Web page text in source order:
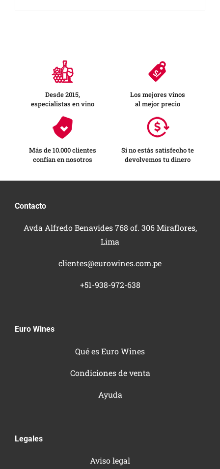
Desde 2015,
especialistas en vino
Los mejores vinos
al mejor precio
Más de 10.000 clientes
confían en nosotros
Si no estás satisfecho te
devolvemos tu dinero
Contacto
Avda Alfredo Benavides 768 of. 306 Miraflores,
Lima
clientes@eurowines.com.pe
+51-938-972-638
Euro Wines
Qué es Euro Wines
Condiciones de venta
Ayuda
Legales
Aviso legal